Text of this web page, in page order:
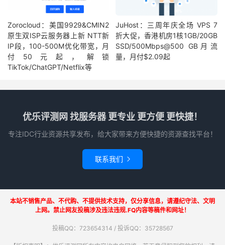
Zorocloud：美国9929&CMIN2
原生双ISP云服务器上新 NTT新
IP段，100-500M优化带宽，月
付50元起，解锁
TikTok/ChatGPT/Netflix等
JuHost：三周年庆全场 VPS 7
折大促，香港机房1核1GB/20GB
SSD/500Mbps@500 GB月流
量，月付$2.09起
优乐评测网 找服务器 更专业 更方便 更快捷！
专注IDC行业资源共享发布，给大家带来方便快捷的资源查找平台！
联系我们 
本站不销售产品、不代购、不提供技术支持，仅分享信息，请遵纪守法、文明
上网。禁止网友投稿涉及违法违规.FQ内容等稿件和网址！
投稿QQ：723654314 / 投诉QQ：35728567